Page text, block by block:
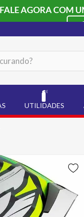
AGORA COM
UTILIDADES